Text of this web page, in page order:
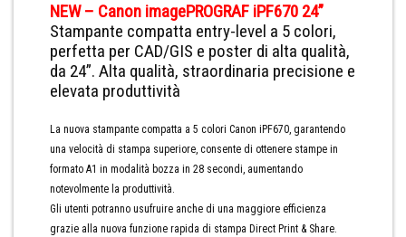
NEW – Canon imagePROGRAF iPF670 24”
Stampante compatta entry-level a 5 colori,
perfetta per CAD/GIS e poster di alta qualità,
da 24”. Alta qualità, straordinaria precisione e
elevata produttività
La nuova stampante compatta a 5 colori Canon iPF670, garantendo
una velocità di stampa superiore, consente di ottenere stampe in
formato A1 in modalità bozza in 28 secondi, aumentando
notevolmente la produttività.
Gli utenti potranno usufruire anche di una maggiore efficienza
grazie alla nuova funzione rapida di stampa Direct Print & Share.